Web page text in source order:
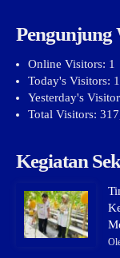
Pengunjung
Online Visitors: 1
Today's Visitors:
Yesterday's
Total Visitors:
Kegiatan